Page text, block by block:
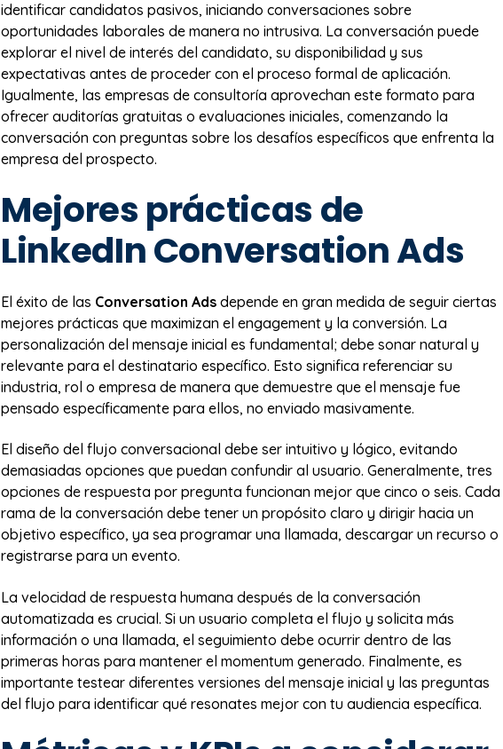
identificar candidatos pasivos, iniciando conversaciones sobre
oportunidades laborales de manera no intrusiva. La conversación puede
explorar el nivel de interés del candidato, su disponibilidad y sus
expectativas antes de proceder con el proceso formal de aplicación.
Igualmente, las empresas de consultoría aprovechan este formato para
ofrecer auditorías gratuitas o evaluaciones iniciales, comenzando la
conversación con preguntas sobre los desafíos específicos que enfrenta la
empresa del prospecto.
Mejores prácticas de
LinkedIn Conversation Ads
El éxito de las Conversation Ads depende en gran medida de seguir ciertas
mejores prácticas que maximizan el engagement y la conversión. La
personalización del mensaje inicial es fundamental; debe sonar natural y
relevante para el destinatario específico. Esto significa referenciar su
industria, rol o empresa de manera que demuestre que el mensaje fue
pensado específicamente para ellos, no enviado masivamente.
El diseño del flujo conversacional debe ser intuitivo y lógico, evitando
demasiadas opciones que puedan confundir al usuario. Generalmente, tres
opciones de respuesta por pregunta funcionan mejor que cinco o seis. Cada
rama de la conversación debe tener un propósito claro y dirigir hacia un
objetivo específico, ya sea programar una llamada, descargar un recurso o
registrarse para un evento.
La velocidad de respuesta humana después de la conversación
automatizada es crucial. Si un usuario completa el flujo y solicita más
información o una llamada, el seguimiento debe ocurrir dentro de las
primeras horas para mantener el momentum generado. Finalmente, es
importante testear diferentes versiones del mensaje inicial y las preguntas
del flujo para identificar qué resonates mejor con tu audiencia específica.